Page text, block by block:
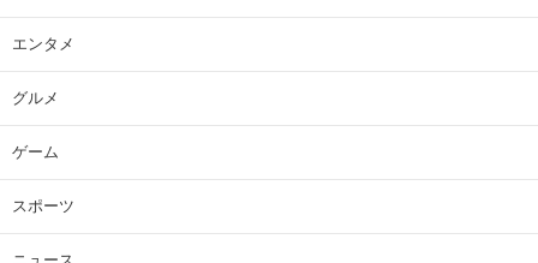
エンタメ
グルメ
ゲーム
スポーツ